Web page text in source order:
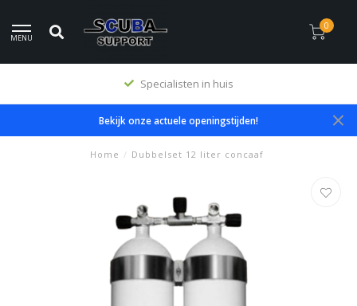
MENU
0
Specialisten in huis
Bekijk onze actuele openingstijden!
Home / Dubbelset 12 liter concaaf